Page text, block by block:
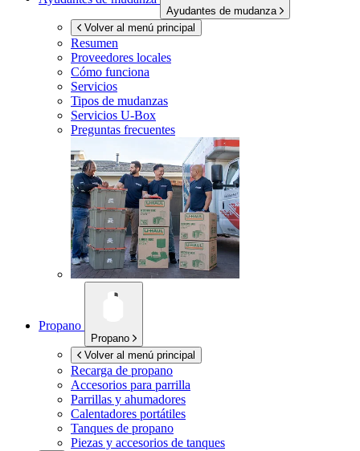
Ayudantes de mudanza
Volver al menú principal
Resumen
Proveedores locales
Cómo funciona
Servicios
Tipos de mudanzas
Servicios U-Box
Preguntas frecuentes
Propano
Propano
Volver al menú principal
Recarga de propano
Accesorios para parrilla
Parrillas y ahumadores
Calentadores portátiles
Tanques de propano
Piezas y accesorios de tanques